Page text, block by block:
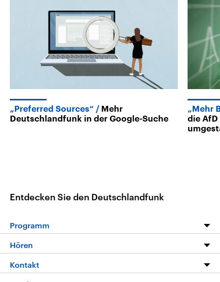
„Preferred Sources“
Mehr
Deutschlandfunk in der Google-Suche
„Mehr
die AfD
Entdecken Sie den Deutschlandfunk
Programm
Programm
Die Nachrichten
Hören
Livestream
Kontakt